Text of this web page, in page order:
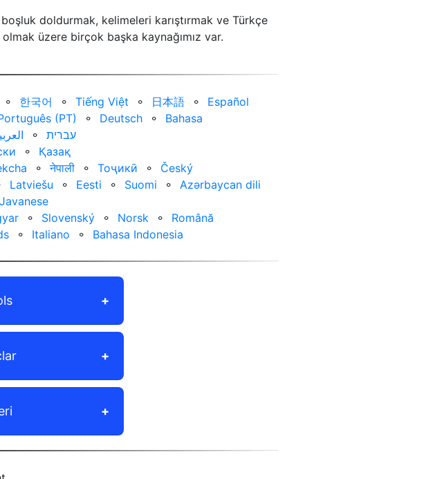
doldurmak, kelimeleri karıştırmak ve Türkçe
üzere birçok başka kaynağımız var.
⚬ 한국어 ⚬ Tiếng Việt ⚬ 日本語 ⚬
Español
(PT) ⚬ Deutsch ⚬
Bahasa
⚬
עברית‏
⚬
Қазақ
⚬ नेपाली ⚬ Тоҷикӣ ⚬
Český
Latviešu ⚬ Eesti ⚬ Suomi ⚬
Azərbaycan dili
Javanese
⚬ Slovenský ⚬ Norsk ⚬
Română
⚬ Italiano ⚬ Bahasa Indonesia